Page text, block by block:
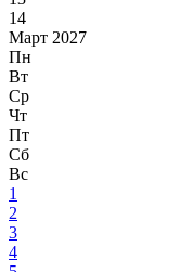
14
Март 2027
Пн
Вт
Ср
Чт
Пт
Сб
Вс
1
2
3
4